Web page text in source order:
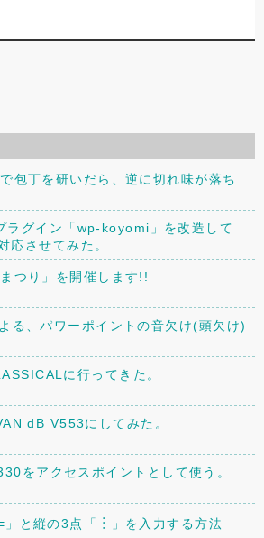
包丁を研いだら、逆に切れ味が落ち
ラグイン「wp-koyomi」を改造して
応させてみた。
つり」を開催します!!
る、パワーポイントの音欠け(頭欠け)
に行ってきた。
dB V553にしてみた。
をアクセスポイントとして使う。
」と縦の3点「︙」を入力する方法